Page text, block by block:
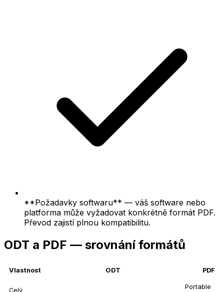
**Požadavky softwaru** — váš software nebo
platforma může vyžadovat konkrétně formát PDF.
Převod zajistí plnou kompatibilitu.
ODT a PDF — srovnání formátů
Vlastnost ODT PDF
Celý
Portable